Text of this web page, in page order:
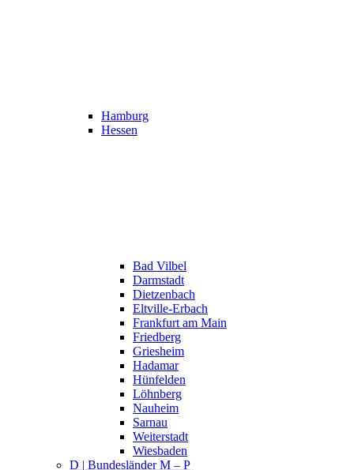
Hamburg
Hessen
Bad Vilbel
Darmstadt
Dietzenbach
Eltville-Erbach
Frankfurt am Main
Friedberg
Griesheim
Hadamar
Hünfelden
Löhnberg
Nauheim
Sarnau
Weiterstadt
Wiesbaden
D | Bundesländer M – P